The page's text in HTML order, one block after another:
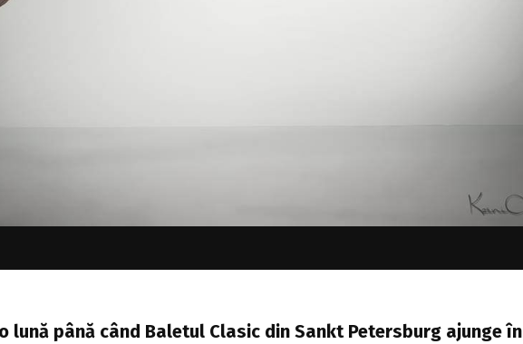
lună până când Baletul Clasic din Sankt Petersburg ajunge în